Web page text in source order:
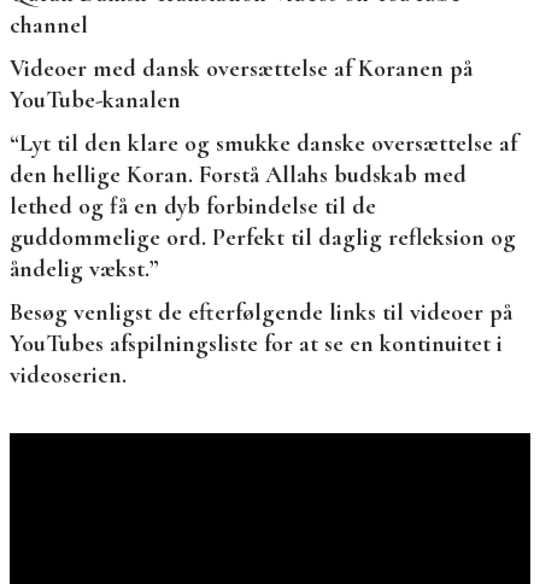
channel
Videoer med dansk oversættelse af Koranen på
YouTube-kanalen
“Lyt til den klare og smukke danske oversættelse af
den hellige Koran. Forstå Allahs budskab med
lethed og få en dyb forbindelse til de
guddommelige ord. Perfekt til daglig refleksion og
åndelig vækst.”
Besøg venligst de efterfølgende links til videoer på
YouTubes afspilningsliste for at se en kontinuitet i
videoserien.